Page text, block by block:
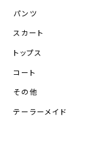
パンツ
スカート
トップス
コート
その他
テーラーメイド